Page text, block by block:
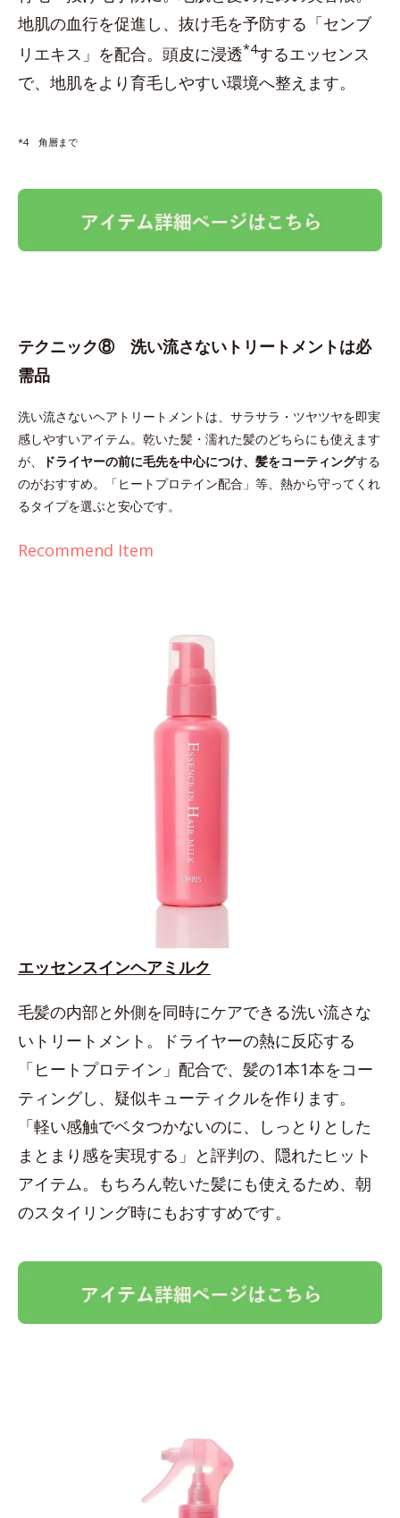
地肌の血行を促進し、抜け毛を予防する「センブ
リエキス」を配合。頭皮に浸透*4するエッセンス
で、地肌をより育毛しやすい環境へ整えます。
*4 角層まで
テクニック⑧ 洗い流さないトリートメントは必
需品
洗い流さないヘアトリートメントは、サラサラ・ツヤツヤを即実
感しやすいアイテム。乾いた髪・濡れた髪のどちらにも使えます
が、
ドライヤーの前に毛先を中心につけ、髪をコーティングする
のがおすすめ。「ヒートプロテイン配合」等、熱から守ってくれ
るタイプを選ぶと安心です。
Recommend Item
エッセンスインヘアミルク
毛髪の内部と外側を同時にケアできる洗い流さな
いトリートメント。ドライヤーの熱に反応する
「ヒートプロテイン」配合で、髪の1本1本をコー
ティングし、疑似キューティクルを作ります。
「軽い感触でベタつかないのに、しっとりとした
まとまり感を実現する」と評判の、隠れたヒット
アイテム。もちろん乾いた髪にも使えるため、朝
のスタイリング時にもおすすめです。